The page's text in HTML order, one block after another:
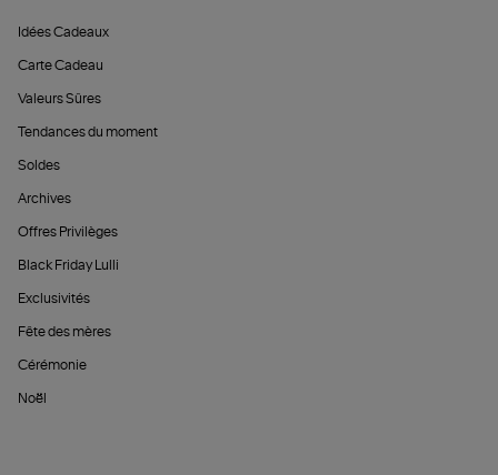
Idées Cadeaux
Carte Cadeau
Valeurs Sûres
Tendances du moment
Soldes
Archives
Offres Privilèges
Black Friday Lulli
Exclusivités
Fête des mères
Cérémonie
Noël